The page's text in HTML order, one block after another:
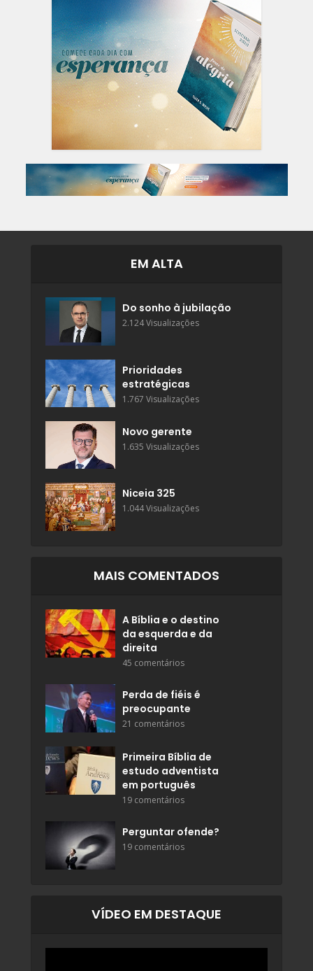
EM ALTA
Do sonho à jubilação
2.124 Visualizações
Prioridades
estratégicas
1.767 Visualizações
Novo gerente
1.635 Visualizações
Niceia 325
1.044 Visualizações
MAIS COMENTADOS
A Bíblia e o destino
da esquerda e da
direita
45 comentários
Perda de fiéis é
preocupante
21 comentários
Primeira Bíblia de
estudo adventista
em português
19 comentários
Perguntar ofende?
19 comentários
VÍDEO EM DESTAQUE